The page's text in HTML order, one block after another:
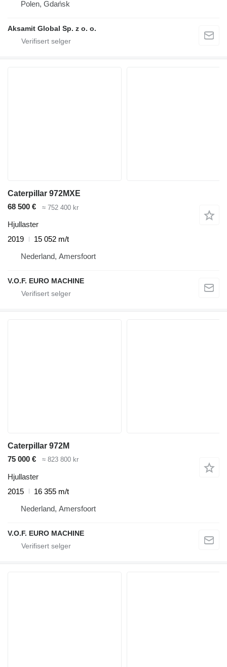
Polen, Gdańsk
Aksamit Global Sp. z o. o.
Caterpillar 972MXE
68 500 €
≈ 752 400 kr
Hjullaster
2019
15 052 m/t
Nederland, Amersfoort
V.O.F. EURO MACHINE
Caterpillar 972M
75 000 €
≈ 823 800 kr
Hjullaster
2015
16 355 m/t
Nederland, Amersfoort
V.O.F. EURO MACHINE